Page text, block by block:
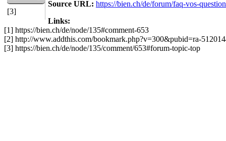
[3]
Source URL: https://bien.ch/de/forum/faq-vos-
Links:
[1] https://bien.ch/de/node/135#comment-653
[2] http://www.addthis.com/bookmark.php?v=300&pubid=ra-
[3] https://bien.ch/de/node/135/comment/653#forum-topic-top